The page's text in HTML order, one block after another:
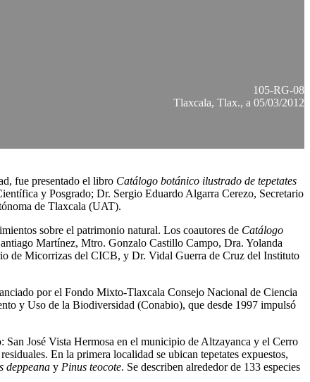
105-RG-08
Tlaxcala, Tlax., a 05/03/2012
fue presentado el libro Catálogo botánico ilustrado de tepetates
y Posgrado; Dr. Sergio Eduardo Algarra Cerezo, Secretario
de Tlaxcala (UAT).
sobre el patrimonio natural. Los coautores de Catálogo
Martínez, Mtro. Gonzalo Castillo Campo, Dra. Yolanda
de Micorrizas del CICB, y Dr. Vidal Guerra de Cruz del Instituto
por el Fondo Mixto-Tlaxcala Consejo Nacional de Ciencia
y Uso de la Biodiversidad (Conabio), que desde 1997 impulsó
San José Vista Hermosa en el municipio de Altzayanca y el Cerro
En la primera localidad se ubican tepetates expuestos,
deppeana y Pinus teocote. Se describen alrededor de 133 especies